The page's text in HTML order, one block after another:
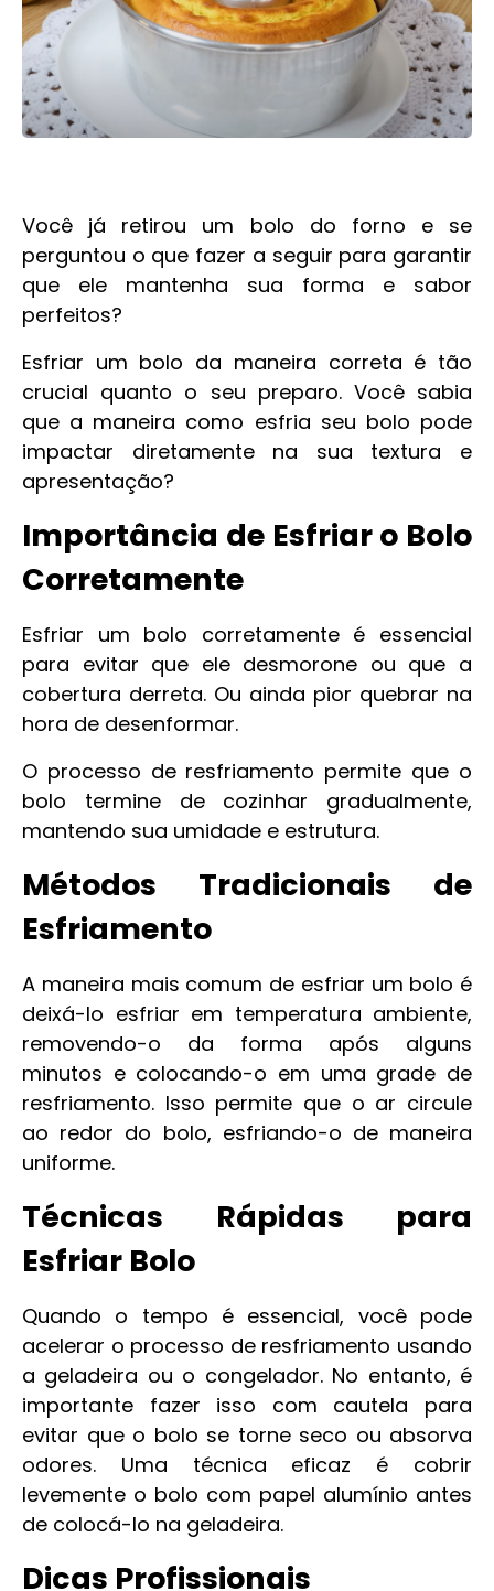
Você já retirou um bolo do forno e se
perguntou o que fazer a seguir para garantir
que ele mantenha sua forma e sabor
perfeitos?
Esfriar um bolo da maneira correta é tão
crucial quanto o seu preparo. Você sabia
que a maneira como esfria seu bolo pode
impactar diretamente na sua textura e
apresentação?
Importância de Esfriar o Bolo
Corretamente
Esfriar um bolo corretamente é essencial
para evitar que ele desmorone ou que a
cobertura derreta. Ou ainda pior quebrar na
hora de desenformar.
O processo de resfriamento permite que o
bolo termine de cozinhar gradualmente,
mantendo sua umidade e estrutura.
Métodos Tradicionais de
Esfriamento
A maneira mais comum de esfriar um bolo é
deixá-lo esfriar em temperatura ambiente,
removendo-o da forma após alguns
minutos e colocando-o em uma grade de
resfriamento. Isso permite que o ar circule
ao redor do bolo, esfriando-o de maneira
uniforme.
Técnicas Rápidas para
Esfriar Bolo
Quando o tempo é essencial, você pode
acelerar o processo de resfriamento usando
a geladeira ou o congelador. No entanto, é
importante fazer isso com cautela para
evitar que o bolo se torne seco ou absorva
odores. Uma técnica eficaz é cobrir
levemente o bolo com papel alumínio antes
de colocá-lo na geladeira.
Dicas Profissionais